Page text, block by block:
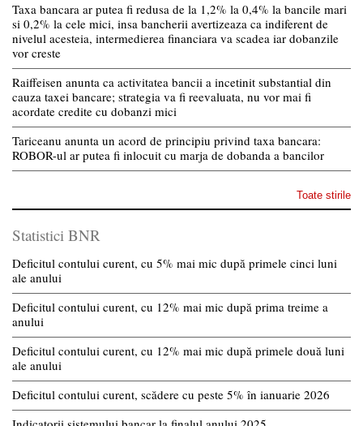
Taxa bancara ar putea fi redusa de la 1,2% la 0,4% la bancile mari
si 0,2% la cele mici, insa bancherii avertizeaza ca indiferent de
nivelul acesteia, intermedierea financiara va scadea iar dobanzile
vor creste
Raiffeisen anunta ca activitatea bancii a incetinit substantial din
cauza taxei bancare; strategia va fi reevaluata, nu vor mai fi
acordate credite cu dobanzi mici
Tariceanu anunta un acord de principiu privind taxa bancara:
ROBOR-ul ar putea fi inlocuit cu marja de dobanda a bancilor
Toate stirile
Statistici BNR
Deficitul contului curent, cu 5% mai mic după primele cinci luni
ale anului
Deficitul contului curent, cu 12% mai mic după prima treime a
anului
Deficitul contului curent, cu 12% mai mic după primele două luni
ale anului
Deficitul contului curent, scădere cu peste 5% în ianuarie 2026